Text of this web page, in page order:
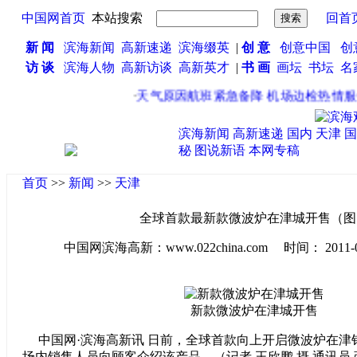
中国网首页 本站搜索 回首
新 闻 滨海新闻 高新速递 滨海缀英| 创 意 创意中国
创
访 谈
滨海人物 高新访谈 高新英才 | 书 画 画坛 书坛 名
天气原因航班紧急备降 机场边检热情服
滨海新闻 高新速递 国内 天津
秘 图说新语 本网专稿
首页 >> 新闻 >> 天津
全球首款最新款微波炉在津城开售（
中国网滨海高新：www.022china.com 时间： 2011-
新款微波炉在津城开售
中国网·滨海高新讯 日前，全球首款向上开启微波炉在津